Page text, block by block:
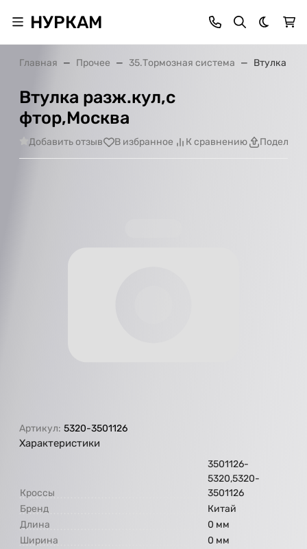
НУРКАМ Темная
Главная Прочее 35.Тормозная система Втулка
Втулка разж.кул,с
фтор,Москва
Добавить отзыв В избранное К сравнению
Артикул: 5320-3501126
Характеристики
Кроссы
3501126-
5320,5320-
3501126
Бренд
Китай
Длина
0 мм
Ширина
0 мм